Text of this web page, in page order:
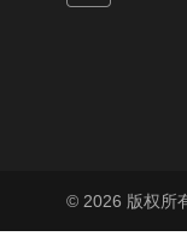
© 2026 版权所